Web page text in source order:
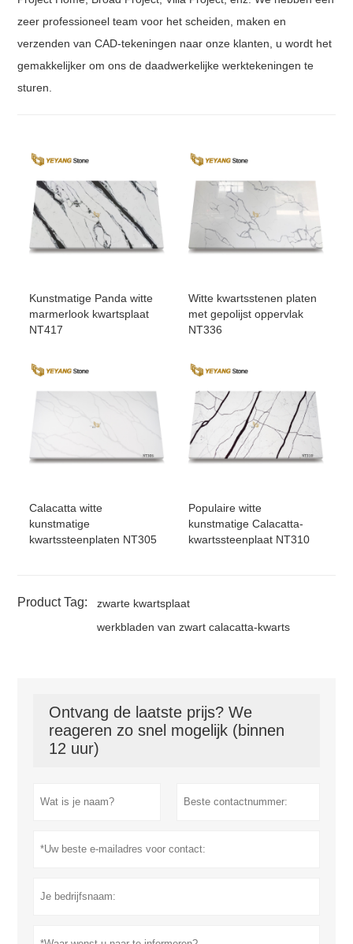
zeer professioneel team voor het scheiden, maken en
verzenden van CAD-tekeningen naar onze klanten, u wordt het
gemakkelijker om ons de daadwerkelijke werktekeningen te
sturen.
Kunstmatige Panda witte
marmerlook kwartsplaat
NT417
Witte kwartsstenen platen
met gepolijst oppervlak
NT336
Calacatta witte
kunstmatige
kwartssteenplaten NT305
Populaire witte
kunstmatige Calacatta-
kwartssteenplaat NT310
Product Tag:
zwarte kwartsplaat
werkbladen van zwart calacatta-kwarts
Ontvang de laatste prijs? We
reageren zo snel mogelijk (binnen
12 uur)